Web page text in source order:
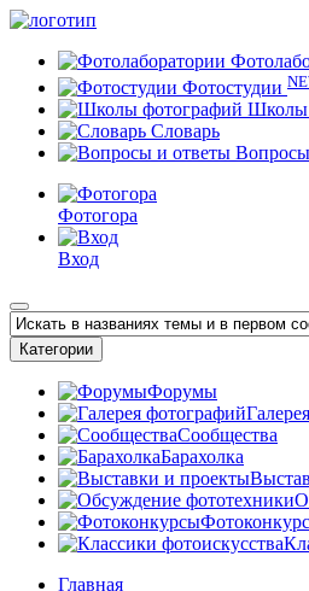
Фотостудии
Школы
Словарь
Фотогора
Вход
Категории
Форумы
Сообщества
Барахолка
Главная